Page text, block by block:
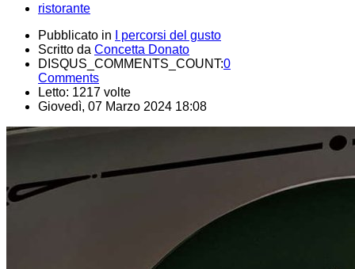
ristorante
Pubblicato in
I percorsi del gusto
Scritto da Concetta Donato
DISQUS_COMMENTS_COUNT:0
Comments
Letto: 1217 volte
Giovedì, 07 Marzo 2024 18:08